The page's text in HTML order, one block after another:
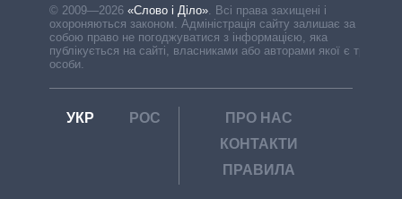
© 2009—2026 «Слово і Діло». Всі права захищені і
охороняються законом. Адміністрація сайту залишає за
собою право не погоджуватися з інформацією, яка
публікується на сайті, власниками або авторами якої є треті
особи.
УКР РОС
ПРО НАС
КОНТАКТИ
ПРАВИЛА